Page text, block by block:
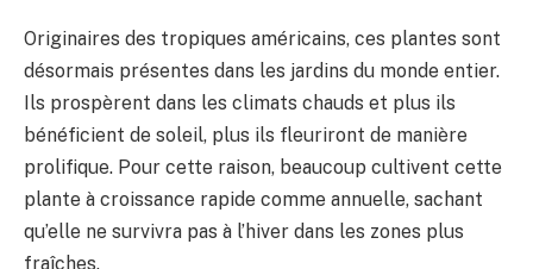
Originaires des tropiques américains, ces plantes sont
désormais présentes dans les jardins du monde entier.
Ils prospèrent dans les climats chauds et plus ils
bénéficient de soleil, plus ils fleuriront de manière
prolifique. Pour cette raison, beaucoup cultivent cette
plante à croissance rapide comme annuelle, sachant
qu’elle ne survivra pas à l’hiver dans les zones plus
fraîches.